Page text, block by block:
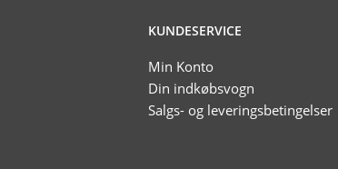
KUNDESERVICE
Min Konto
Din indkøbsvogn
Salgs- og leveringsbetingelser